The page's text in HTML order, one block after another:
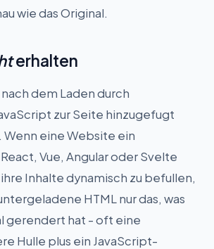
wie das Original.
erhalten
dem Laden durch
zur Seite hinzugefugt
eine Website ein
Vue, Angular oder Svelte
Inhalte dynamisch zu befullen,
HTML nur das, was
gerendert hat - oft eine
Hulle plus ein JavaScript-